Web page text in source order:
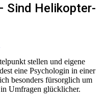
Sind Helikopter-
stellen und eigene
eine Psychologin in einer
besonders fürsorglich um
Umfragen glücklicher.